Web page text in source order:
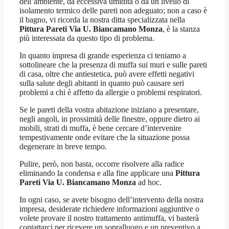
isolamento termico delle pareti non adeguato; non a caso è
il bagno, vi ricorda la nostra ditta specializzata nella
Pittura Pareti Via U. Biancamano Monza, è la stanza
più interessata da questo tipo di problema.
In quanto impresa di grande esperienza ci teniamo a
sottolineare che la presenza di muffa sui muri e sulle pareti
di casa, oltre che antiestetica, può avere effetti negativi
sulla salute degli abitanti in quanto può causare seri
problemi a chi è affetto da allergie o problemi respiratori.
Se le pareti della vostra abitazione iniziano a presentare,
negli angoli, in prossimità delle finestre, oppure dietro ai
mobili, strati di muffa, è bene cercare d’intervenire
tempestivamente onde evitare che la situazione possa
degenerare in breve tempo.
Pulire, però, non basta, occorre risolvere alla radice
eliminando la condensa e alla fine applicare una Pittura
Pareti Via U. Biancamano Monza ad hoc.
In ogni caso, se avete bisogno dell’intervento della nostra
impresa, desiderate richiedere informazioni aggiuntive o
volete provare il nostro trattamento antimuffa, vi basterà